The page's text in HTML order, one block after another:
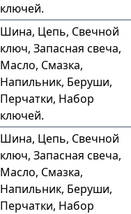
ключей.
Шина, Цепь, Свечной
ключ, Запасная свеча,
Масло, Смазка,
Напильник, Беруши,
Перчатки, Набор
ключей.
Шина, Цепь, Свечной
ключ, Запасная свеча,
Масло, Смазка,
Напильник, Беруши,
Перчатки, Набор